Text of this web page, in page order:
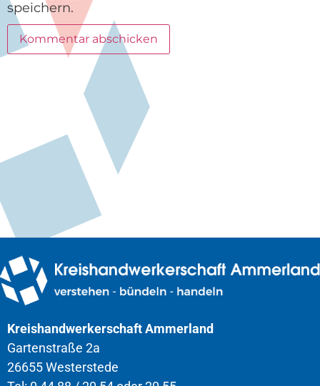
speichern.
Kreishandwerkerschaft Ammerland
Gartenstraße 2a
26655 Westerstede